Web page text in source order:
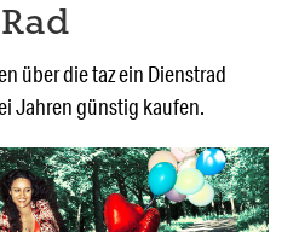
über die taz ein Dienstrad
Jahren günstig kaufen.